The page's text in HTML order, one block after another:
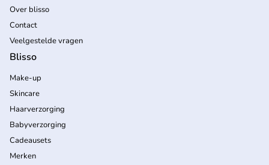
Over blisso
Contact
Veelgestelde vragen
Blisso
Make-up
Skincare
Haarverzorging
Babyverzorging
Cadeausets
Merken